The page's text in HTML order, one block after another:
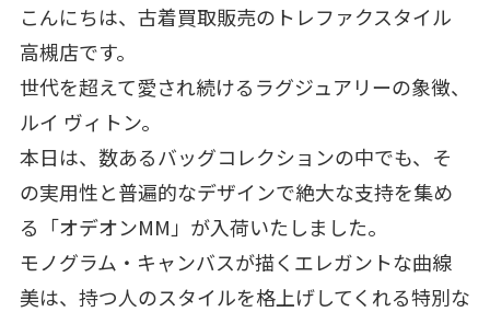
こんにちは、古着買取販売のトレファクスタイル
高槻店です。
世代を超えて愛され続けるラグジュアリーの象徴、
ルイ ヴィトン。
本日は、数あるバッグコレクションの中でも、そ
の実用性と普遍的なデザインで絶大な支持を集め
る「オデオンMM」が入荷いたしました。
モノグラム・キャンバスが描くエレガントな曲線
美は、持つ人のスタイルを格上げしてくれる特別な